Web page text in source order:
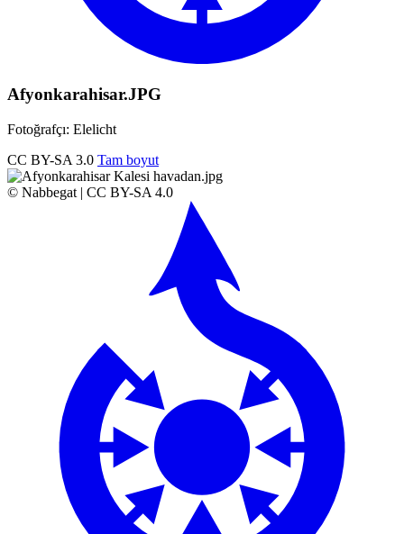
Afyonkarahisar.JPG
Fotoğrafçı: Elelicht
CC BY-SA 3.0 Tam boyut
© Nabbegat | CC BY-SA 4.0